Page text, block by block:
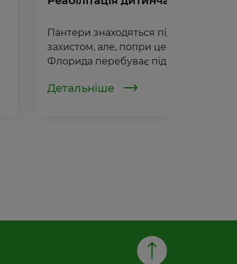
Пантери знаходяться під державним
захистом, але, попри це, їх популяція
Флорида перебуває під загрозою. ...
Детальніше